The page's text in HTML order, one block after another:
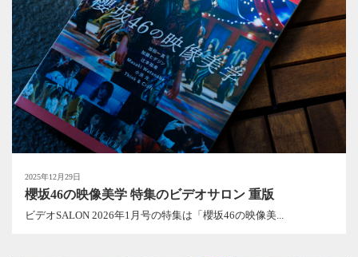
2025年12月29日
櫻坂46の映像美学 特集のビデオサロン 重版
ビデオSALON 2026年1月号の特集は「櫻坂46の映像美...